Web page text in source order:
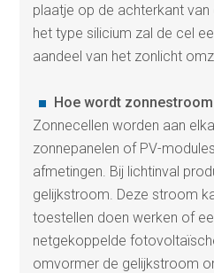
plaatje op de achterkant van
het type silicium zal de cel
aandeel van het zonlicht
Hoe wordt
Zonnecellen worden aan
zonnepanelen of PV-
afmetingen. Bij lichtinval
gelijkstroom. Deze stroom
toestellen doen werken of
netgekoppelde
omvormer de gelijkstroom